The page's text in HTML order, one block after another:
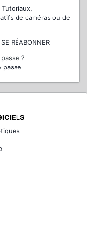
de caméras ou de
RÉABONNER
?
passe